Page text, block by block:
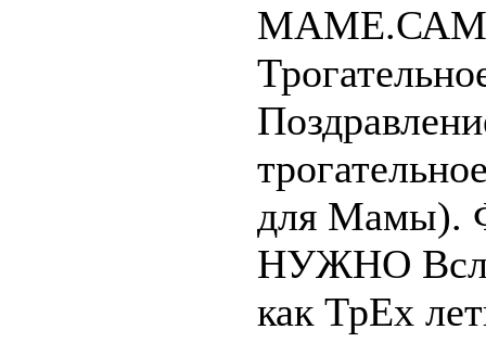
для Мамы).
НУЖНО
как ТрЕх